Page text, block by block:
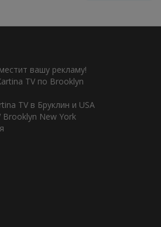
вашу рекламу!
TV по Brooklyn
TV в Бруклин и USA
Brooklyn New York